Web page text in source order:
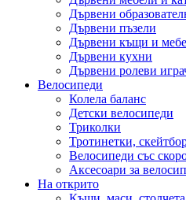
Дървени
Дървени пъзели
Дървени къщи и
Дървени кухни
Дървени ролеви
Велосипеди
Колела баланс
Детски велосипеди
Триколки
Тротинетки,
Велосипеди със
Аксесоари за
На открито